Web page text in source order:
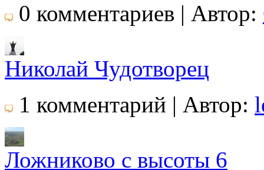
0 комментариев | Автор:
Николай Чудотворец
1 комментарий | Автор:
Ложниково с высоты 6